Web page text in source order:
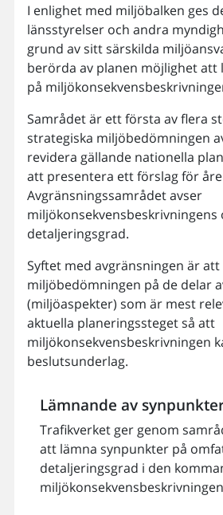
I enlighet med miljöbalken ges
länsstyrelser och andra
grund av sitt särskilda
berörda av planen möjlighet att
på
Samrådet är ett första av flera
strategiska miljöbedömningen
revidera gällande nationella
att presentera ett förslag för
Avgränsningssamrådet avser
detaljeringsgrad.
Syftet med avgränsningen är
miljöbedömningen på de delar
(miljöaspekter) som är mest
aktuella planeringssteget så att
miljökonsekvensbeskrivningen
beslutsunderlag.
Lämnande av
Trafikverket ger genom
att lämna synpunkter på
detaljeringsgrad i den